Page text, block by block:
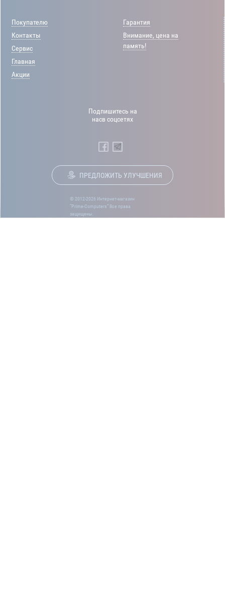
Покупателю
Контакты
Сервис
Главная
Акции
Гарантия
Внимание, цена на
память!
Подпишитесь на
насв соцсетях
ПРЕДЛОЖИТЬ УЛУЧШЕНИЯ
© 2012-2026 Интернет-магазин
“Prime-Computers” Все права
защищены.